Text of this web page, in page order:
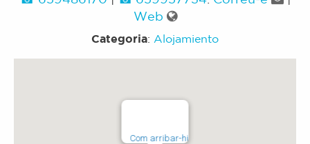
Web
Categoria: Alojamiento
Com arribar-hi